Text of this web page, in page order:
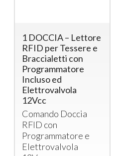
1 DOCCIA – Lettore
RFID per Tessere e
Braccialetti con
Programmatore
Incluso ed
Elettrovalvola
12Vcc
Comando Doccia
RFID con
Programmatore e
Elettrovalvola